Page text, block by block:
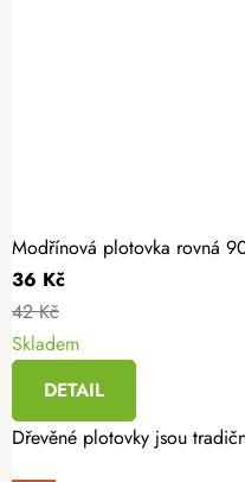
Modřínová plotovka rovná
36 Kč
42 Kč
Skladem
DETAIL
Dřevěné plotovky jsou